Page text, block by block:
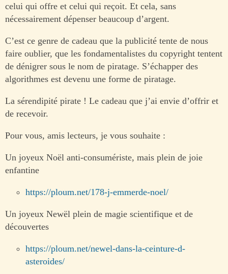
celui qui offre et celui qui reçoit. Et cela, sans
nécessairement dépenser beaucoup d’argent.
C’est ce genre de cadeau que la publicité tente de nous
faire oublier, que les fondamentalistes du copyright tentent
de dénigrer sous le nom de piratage. S’échapper des
algorithmes est devenu une forme de piratage.
La sérendipité pirate ! Le cadeau que j’ai envie d’offrir et
de recevoir.
Pour vous, amis lecteurs, je vous souhaite :
Un joyeux Noël anti-consumériste, mais plein de joie
enfantine
https://ploum.net/178-j-emmerde-noel/
Un joyeux Newël plein de magie scientifique et de
découvertes
https://ploum.net/newel-dans-la-ceinture-d-
asteroides/